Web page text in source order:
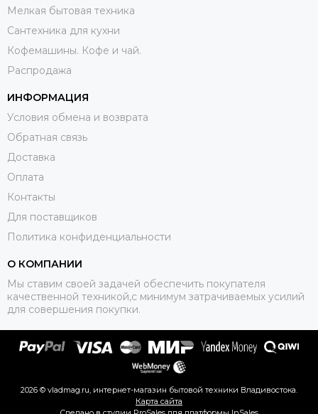
Мелкая бытовая техника
Сантехника для кухни
Кофемашины. Кофе и чай.
Распродажа
ИНФОРМАЦИЯ
Условия обмена и возврата
Обратная связь
Доставка
Оплата
Контакты
Для поставщиков
Политика конфиденциальности
О КОМПАНИИ
Мы ставим своей задачей обеспечить покупателя
качественной техникой,с минимум затрачиваемых усилий
для совершения покупки.
2026 © vladmag.ru, интернет-магазин бытовой техники Владивостока.
Карта сайта